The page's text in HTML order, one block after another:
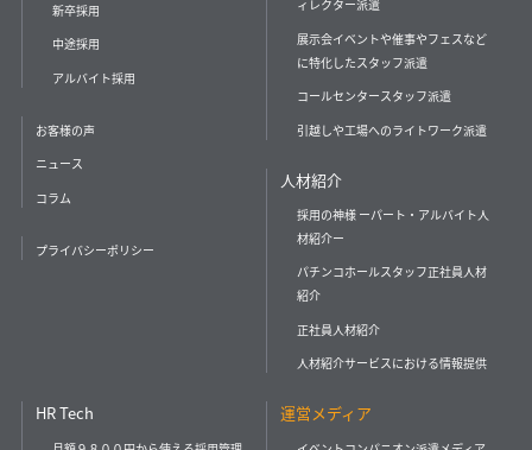
新卒採用
中途採用
アルバイト採用
お客様の声
ニュース
コラム
プライバシーポリシー
ィレクター派遣
展示会イベントや催事やフェスなど
に特化したスタッフ派遣
コールセンタースタッフ派遣
引越しや工場へのライトワーク派遣
人材紹介
採用の神様 ーパート・アルバイト人
材紹介ー
パチンコホールスタッフ正社員人材
紹介
正社員人材紹介
人材紹介サービスにおける情報提供
HR Tech 運営メディア